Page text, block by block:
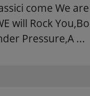
come We
will Rock
Pressure,A ...